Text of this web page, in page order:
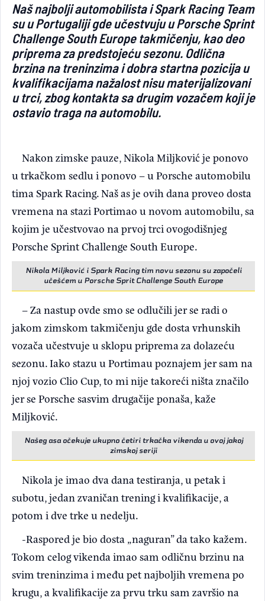
Naš najbolji automobilista i Spark Racing Team
su u Portugaliji gde učestvuju u Porsche Sprint
Challenge South Europe takmičenju, kao deo
priprema za predstojeću sezonu. Odlična
brzina na treninzima i dobra startna pozicija u
kvalifikacijama nažalost nisu materijalizovani
u trci, zbog kontakta sa drugim vozačem koji je
ostavio traga na automobilu.
Nakon zimske pauze, Nikola Miljković je ponovo
u trkačkom sedlu i ponovo – u Porsche automobilu
tima Spark Racing. Naš as je ovih dana proveo dosta
vremena na stazi Portimao u novom automobilu, sa
kojim je učestvovao na prvoj trci ovogodišnjeg
Porsche Sprint Challenge South Europe.
Nikola Miljković i Spark Racing tim novu sezonu su započeli
učešćem u Porsche Sprit Challenge South Europe
– Za nastup ovde smo se odlučili jer se radi o
jakom zimskom takmičenju gde dosta vrhunskih
vozača učestvuje u sklopu priprema za dolazeću
sezonu. Iako stazu u Portimau poznajem jer sam na
njoj vozio Clio Cup, to mi nije takoreći ništa značilo
jer se Porsche sasvim drugačije ponaša, kaže
Miljković.
Našeg asa očekuje ukupno četiri trkačka vikenda u ovoj jakoj
zimskoj seriji
Nikola je imao dva dana testiranja, u petak i
subotu, jedan zvaničan trening i kvalifikacije, a
potom i dve trke u nedelju.
-Raspored je bio dosta „naguran” da tako kažem.
Tokom celog vikenda imao sam odličnu brzinu na
svim treninzima i među pet najboljih vremena po
krugu, a kvalifikacije za prvu trku sam završio na